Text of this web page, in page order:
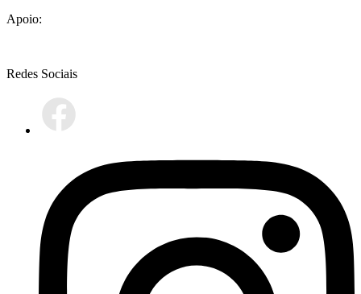
Apoio:
Redes Sociais